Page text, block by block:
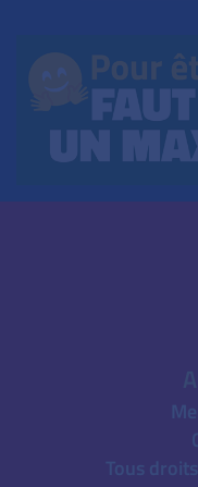
Tous